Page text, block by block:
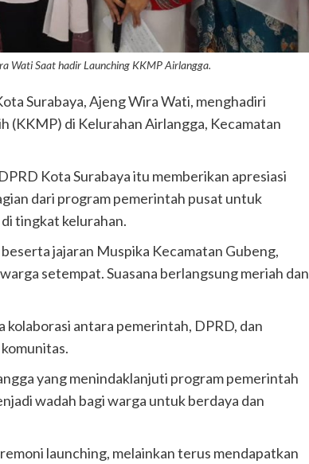
Wati Saat hadir Launching KKMP Airlangga.
Surabaya, Ajeng Wira Wati, menghadiri
(KKMP) di Kelurahan Airlangga, Kecamatan
Kota Surabaya itu memberikan apresiasi
dari program pemerintah pusat untuk
tingkat kelurahan.
jajaran Muspika Kecamatan Gubeng,
setempat. Suasana berlangsung meriah dan
antara pemerintah, DPRD, dan
yang menindaklanjuti program pemerintah
wadah bagi warga untuk berdaya dan
launching, melainkan terus mendapatkan